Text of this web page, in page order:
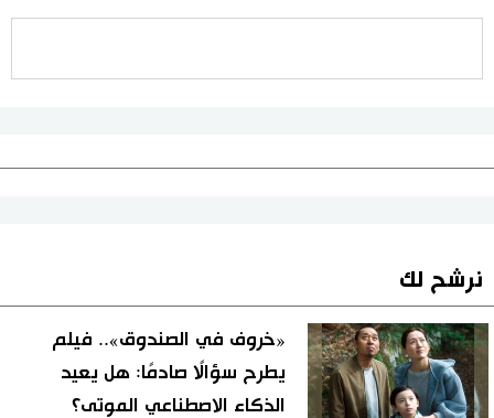
نرشح لك
«خروف في الصندوق».. فيلم
يطرح سؤالًا صادمًا: هل يعيد
الذكاء الاصطناعي الموتى؟